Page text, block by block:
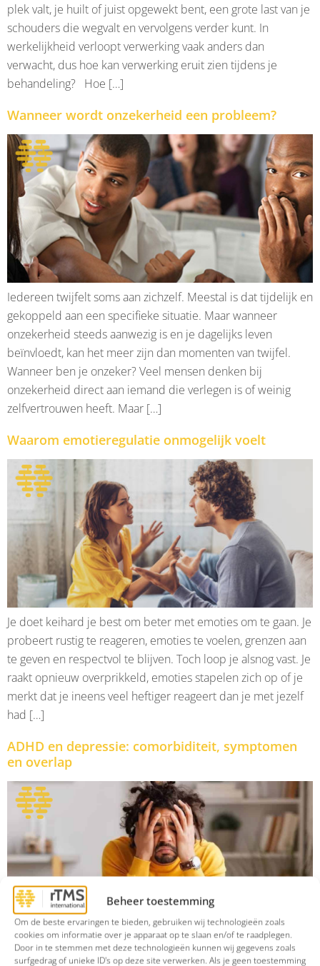
Beheer toestemming
Om de beste ervaringen te bieden, gebruiken wij technologieën zoals
cookies om informatie over je apparaat op te slaan en/of te raadplegen.
Door in te stemmen met deze technologieën kunnen wij gegevens zoals
surfgedrag of unieke ID's op deze site verwerken. Als je geen toestemming
plek valt, je huilt of juist opgewekt bent, een grote last van je
schouders die wegvalt en vervolgens verder kunt. In
werkelijkheid verloopt verwerking vaak anders dan
verwacht, dus hoe kan verwerking eruit zien tijdens je
behandeling? Hoe […]
Wanneer wordt onzekerheid een probleem?
Iedereen twijfelt soms aan zichzelf. Meestal is dat tijdelijk en
gekoppeld aan een specifieke situatie. Maar wanneer
onzekerheid steeds aanwezig is en je dagelijks leven
beïnvloedt, kan het meer zijn dan momenten van twijfel.
Wanneer ben je onzeker? Veel mensen denken bij
onzekerheid direct aan iemand die verlegen is of weinig
zelfvertrouwen heeft. Maar […]
Waarom emotieregulatie onmogelijk voelt
Je doet keihard je best om beter met emoties om te gaan. Je
probeert rustig te reageren, emoties te voelen, grenzen aan
te geven en respectvol te blijven. Toch loop je alsnog vast. Je
raakt opnieuw overprikkeld, emoties stapelen zich op of je
merkt dat je ineens veel heftiger reageert dan je met jezelf
had […]
ADHD en depressie: comorbiditeit, symptomen
en overlap
ADHD en depressie komen vaak samen voor. Misschien
herken je het gevoel dat je constant moet vechten tegen je